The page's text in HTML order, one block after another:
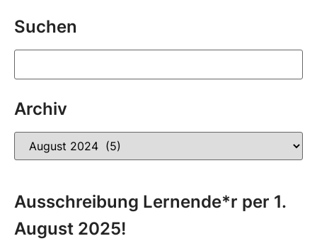
Suchen
Archiv
Ausschreibung Lernende*r per 1.
August 2025!